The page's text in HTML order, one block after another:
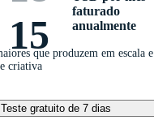
faturado
anualmente
que produzem em escala e
criativa
Teste gratuito de 7 dias